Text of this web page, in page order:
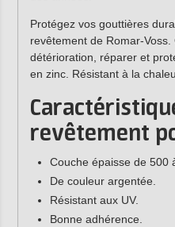
Protégez vos gouttières
revêtement de Romar-
détérioration, réparer et
en zinc. Résistant à la
revêtement
Couche épaisse de 500
De couleur argentée.
Résistant aux UV.
Bonne adhérence.